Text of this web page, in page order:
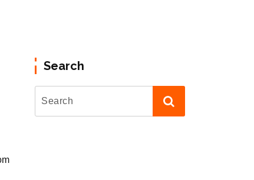
Search